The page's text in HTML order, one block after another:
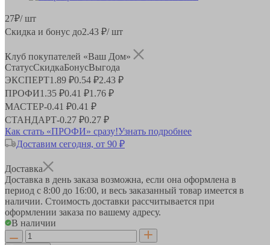
27₽/ шт
Скидка и бонус до2.43 ₽/ шт
Клуб покупателей «Ваш Дом»
СтатусСкидкаБонусВыгода
ЭКСПЕРТ1.89 ₽0.54 ₽2.43 ₽
ПРОФИ1.35 ₽0.41 ₽1.76 ₽
МАСТЕР-0.41 ₽0.41 ₽
СТАНДАРТ-0.27 ₽0.27 ₽
Как стать «ПРОФИ» сразу!Узнать подробнее
Доставим сегодня, от 90 ₽
Доставка
Доставка в день заказа возможна, если она оформлена в
период с 8:00 до 16:00, и весь заказанный товар имеется в
наличии. Стоимость доставки рассчитывается при
оформлении заказа по вашему адресу.
В наличии